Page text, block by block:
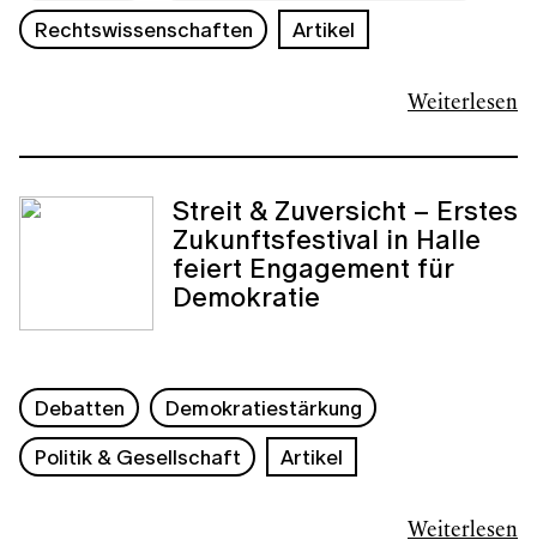
Weiterlesen
Rechtswissenschaften
Artikel
Streit & Zuversicht – Erstes
Zukunftsfestival in Halle
feiert Engagement für
Demokratie
Weiterlesen
Debatten
Demokratiestärkung
Politik & Gesellschaft
Artikel